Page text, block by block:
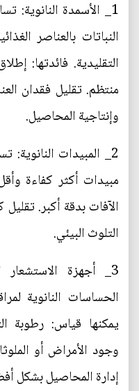
1_ الأسمدة النانوية:
النباتات بالعناصر
التقليدية. فائدتها:
منتظم. تقليل فقدان
وإنتاجية المحاصيل.
2_ المبيدات
مبيدات أكثر كفاءة
الآفات بدقة أكبر.
التلوث البيئي.
3_ أجهزة
الحساسات النانوية
يمكنها قياس: رطوبة
وجود الأمراض أو
إدارة المحاصيل بشكل